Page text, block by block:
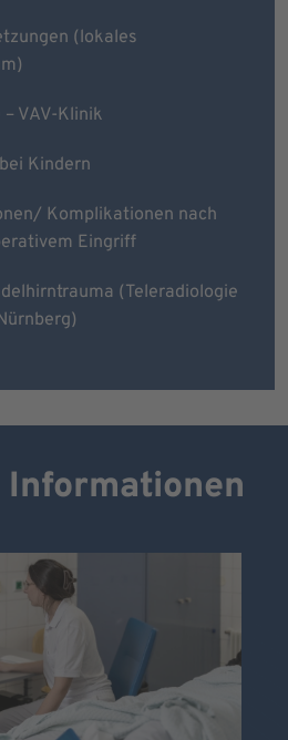
(lokales
VAV-Klinik
Kindern
Komplikationen nach
Eingriff
(Teleradiologie